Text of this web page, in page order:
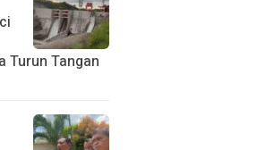
Turun Tangan